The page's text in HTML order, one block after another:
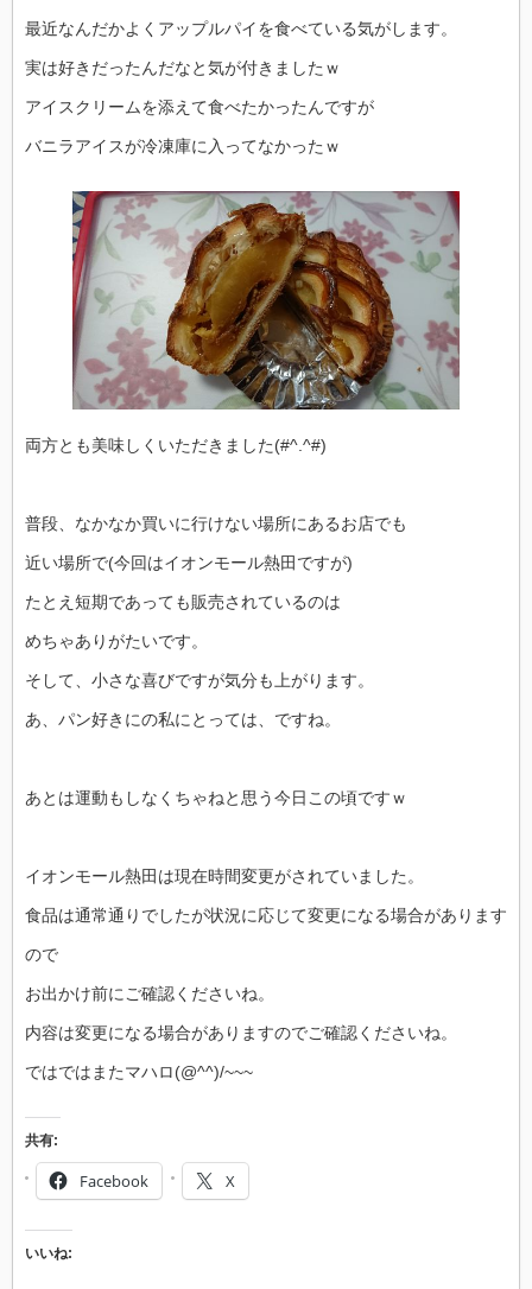
最近なんだかよくアップルパイを食べている気がします。
実は好きだったんだなと気が付きましたｗ
アイスクリームを添えて食べたかったんですが
バニラアイスが冷凍庫に入ってなかったｗ
両方とも美味しくいただきました(#^.^#)
普段、なかなか買いに行けない場所にあるお店でも
近い場所で(今回はイオンモール熱田ですが)
たとえ短期であっても販売されているのは
めちゃありがたいです。
そして、小さな喜びですが気分も上がります。
あ、パン好きにの私にとっては、ですね。
あとは運動もしなくちゃねと思う今日この頃ですｗ
イオンモール熱田は現在時間変更がされていました。
食品は通常通りでしたが状況に応じて変更になる場合があります
ので
お出かけ前にご確認くださいね。
内容は変更になる場合がありますのでご確認くださいね。
ではではまたマハロ(@^^)/~~~
共有:
Facebook X
いいね: